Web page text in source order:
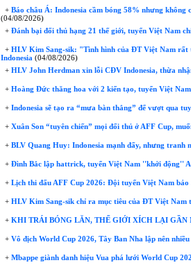
+ Báo châu Á: Indonesia cầm bóng 58% nhưng
(04/08/2026)
+ Đánh bại đối thủ hạng 21 thế giới, tuyển Việt Nam
+ HLV Kim Sang-sik: "Tình hình của ĐT Việt Nam
Indonesia (04/08/2026)
+ HLV John Herdman xin lỗi CĐV Indonesia, thừa
+ Hoàng Đức thăng hoa với 2 kiến tạo, tuyển Việt Nam
+ Indonesia sẽ tạo ra “mưa bàn thắng” để vượt qua
+ Xuân Son “tuyên chiến” mọi đối thủ ở AFF Cup,
+ BLV Quang Huy: Indonesia mạnh đấy, nhưng
+ Đình Bắc lập hattrick, tuyển Việt Nam ''khởi động''
+ Lịch thi đấu AFF Cup 2026: Đội tuyển Việt Nam bảo
+ HLV Kim Sang-sik chỉ ra mục tiêu của ĐT Việt Nam
+ KHI TRÁI BÓNG LĂN, THẾ GIỚI XÍCH LẠI GẦN
+ Vô địch World Cup 2026, Tây Ban Nha lập nên
+ Mbappe giành danh hiệu Vua phá lưới World Cup